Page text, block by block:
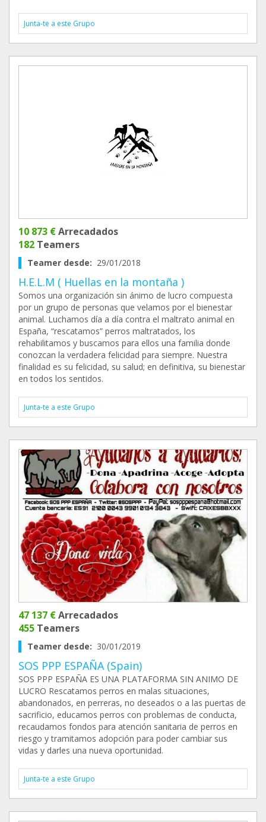
Junta-te a este Grupo
10 873 €Arrecadados
182 Teamers
Teamer desde: 29/01/2018
H.E.L.M ( Huellas en la montaña )
Somos una organización sin ánimo de lucro compuesta
por un grupo de personas que velamos por el bienestar
animal. Luchamos día a día contra el maltrato animal en
España, “rescatamos” perros maltratados, los
rehabilitamos y buscamos para ellos una familia donde
conozcan la verdadera felicidad para siempre. Nuestra
finalidad es su felicidad, su salud; en definitiva, su bienestar
en todos los sentidos.
Junta-te a este Grupo
47 137 €Arrecadados
455 Teamers
Teamer desde: 30/01/2019
SOS PPP ESPAÑA (Spain)
SOS PPP ESPAÑA ES UNA PLATAFORMA SIN ANIMO DE
LUCRO Rescatamos perros en malas situaciones,
abandonados, en perreras, no deseados o a las puertas de
sacrificio, educamos perros con problemas de conducta,
recaudamos fondos para atención sanitaria de perros en
riesgo y tramitamos adopción para poder cambiar sus
vidas y darles una nueva oportunidad.
Junta-te a este Grupo